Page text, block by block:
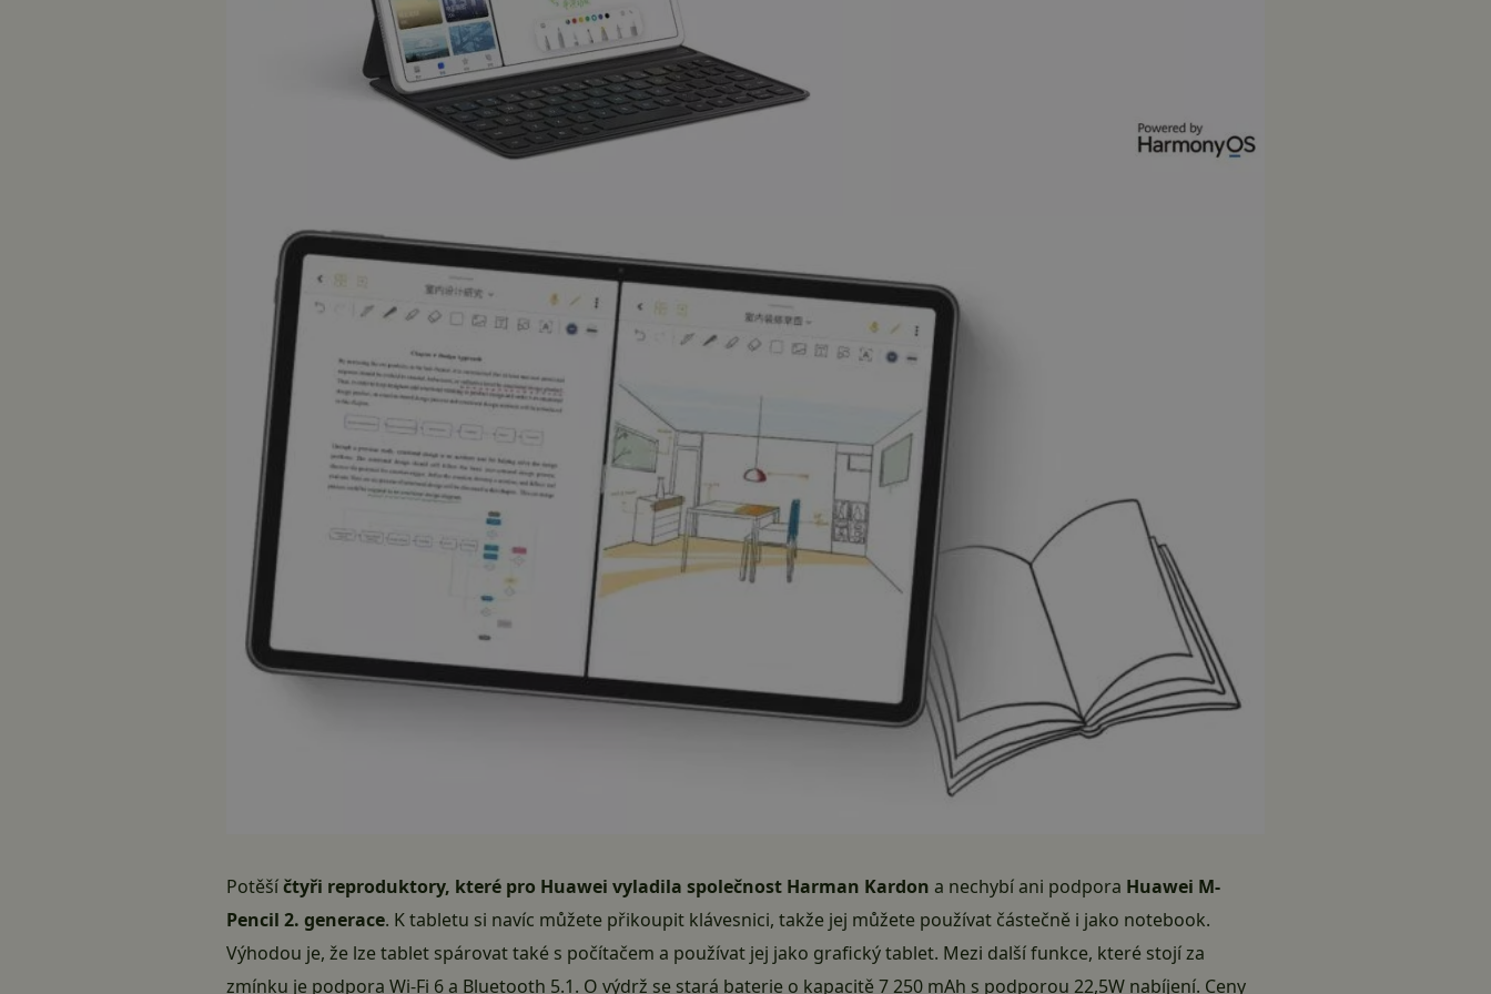
Potěšíčtyři reproduktory, které pro Huawei vyladila společnost Harman Kardon a nechybí ani podpora Huawei M-
Pencil 2. generace. K tabletu si navíc můžete přikoupit klávesnici, takže jej můžete používat částečně i jako notebook.
Výhodou je, že lze tablet spárovat také s počítačem a používat jej jako grafický tablet. Mezi další funkce, které stojí za
zmínku je podpora Wi-Fi 6 a Bluetooth 5.1. O výdrž se stará baterie o kapacitě 7 250 mAh s podporou 22,5W nabíjení. Ceny